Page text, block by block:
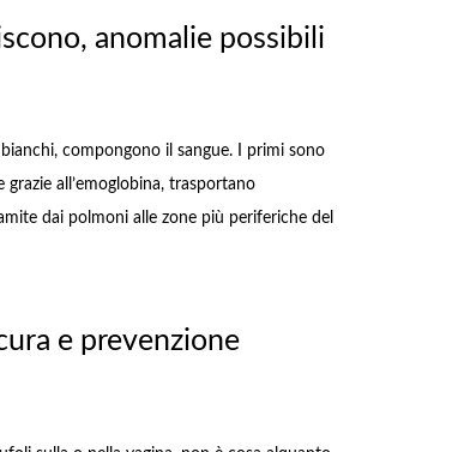
anomalie possibili
compongono il sangue. I primi sono
all’emoglobina, trasportano
dai polmoni alle zone più periferiche del
e prevenzione